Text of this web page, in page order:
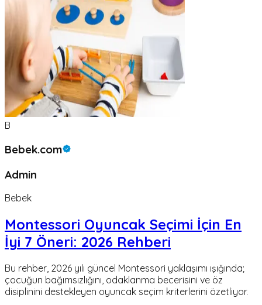
B
Bebek.com
Admin
Bebek
Montessori Oyuncak Seçimi İçin En
İyi 7 Öneri: 2026 Rehberi
Bu rehber, 2026 yılı güncel Montessori yaklaşımı ışığında;
çocuğun bağımsızlığını, odaklanma becerisini ve öz
disiplinini destekleyen oyuncak seçim kriterlerini özetliyor.